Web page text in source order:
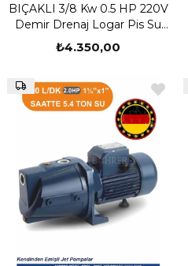
BIÇAKLI 3/8 Kw 0.5 HP 220V
Demir Drenaj Logar Pis Su
Parçalayıcılı Çelik Gövde
Dalgıç Tahliye Pompası | 6.6
Çıkış Ağzı
₺4.350,00